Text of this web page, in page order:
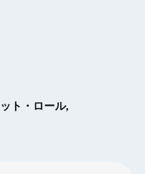
ト・ロール,